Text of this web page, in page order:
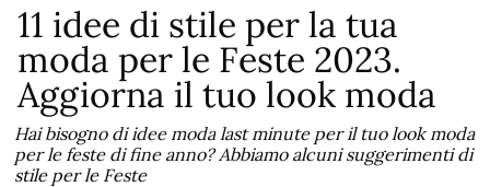
11 idee di stile per la tua
moda per le Feste 2023.
Aggiorna il tuo look moda
Hai bisogno di idee moda last minute per il tuo look moda
per le feste di fine anno? Abbiamo alcuni suggerimenti di
stile per le Feste